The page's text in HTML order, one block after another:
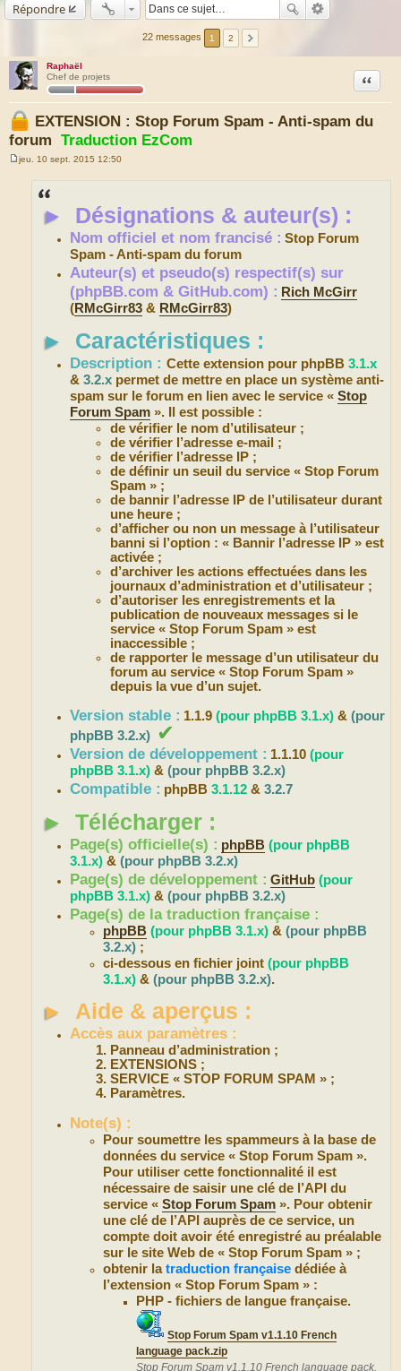
Répondre
22 messages 1 2
Raphaël
Chef de projets
EXTENSION : Stop Forum Spam - Anti-spam du
forum Traduction EzCom
Citation
M
jeu. 10 sept. 2015 12:50
► Désignations & auteur(s) :
Nom officiel et nom francisé : Stop Forum
Spam - Anti-spam du forum
Auteur(s) et pseudo(s) respectif(s) sur
(phpBB.com & GitHub.com) : Rich McGirr
(RMcGirr83 & RMcGirr83)
► Caractéristiques :
Description :Cette extension pour phpBB3.1.x
&3.2.x permet de mettre en place un système anti-
spam sur le forum en lien avec le service «Stop
Forum Spam ». Il est possible :
de vérifier le nom d’utilisateur ;
de vérifier l’adresse e-mail ;
de vérifier l’adresse IP ;
de définir un seuil du service « Stop Forum
Spam » ;
de bannir l’adresse IP de l’utilisateur durant
une heure ;
d’afficher ou non un message à l’utilisateur
banni si l’option : « Bannir l’adresse IP » est
activée ;
d’archiver les actions effectuées dans les
journaux d’administration et d’utilisateur ;
d’autoriser les enregistrements et la
publication de nouveaux messages si le
service « Stop Forum Spam » est
inaccessible ;
de rapporter le message d’un utilisateur du
forum au service « Stop Forum Spam »
depuis la vue d’un sujet.
Version stable : 1.1.9(pour phpBB 3.1.x) &(pour
phpBB 3.2.x) ✔
Version de développement : 1.1.10(pour
phpBB 3.1.x) &(pour phpBB 3.2.x)
Compatible : phpBB3.1.12 &3.2.7
► Télécharger :
Page(s) officielle(s) : phpBB (pour phpBB
3.1.x) &(pour phpBB 3.2.x)
Page(s) de développement : GitHub (pour
phpBB 3.1.x) &(pour phpBB 3.2.x)
Page(s) de la traduction française :
phpBB (pour phpBB 3.1.x) &(pour phpBB
3.2.x) ;
ci-dessous en fichier joint(pour phpBB
3.1.x) &(pour phpBB 3.2.x).
► Aide & aperçus :
Accès aux paramètres :
Panneau d’administration ;
EXTENSIONS ;
SERVICE « STOP FORUM SPAM » ;
Paramètres.
Note(s) :
Pour soumettre les spammeurs à la base de
données du service « Stop Forum Spam ».
Pour utiliser cette fonctionnalité il est
nécessaire de saisir une clé de l’API du
service «Stop Forum Spam ». Pour obtenir
une clé de l’API auprès de ce service, un
compte doit avoir été enregistré au préalable
sur le site Web de « Stop Forum Spam » ;
obtenir latraduction française dédiée à
l’extension « Stop Forum Spam » :
PHP - fichiers de langue française.
Stop Forum Spam v1.1.10 French
language pack.zip
Stop Forum Spam v1.1.10 French language pack.